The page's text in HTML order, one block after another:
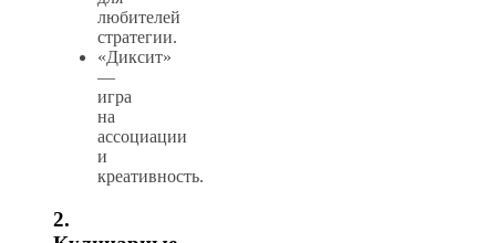
любителей
стратегии.
«Диксит»
—
игра
на
ассоциации
и
креативность.
2.